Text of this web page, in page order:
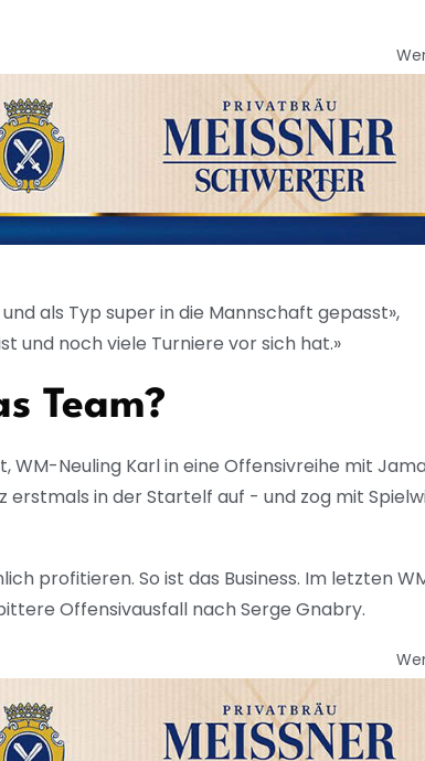
als Typ super in die Mannschaft gepasst»,
und noch viele Turniere vor sich hat.»
Team?
Neuling Karl in eine Offensivreihe mit
erstmals in der Startelf auf - und zog mit
profitieren. So ist das Business. Im letzten
Offensivausfall nach Serge Gnabry.